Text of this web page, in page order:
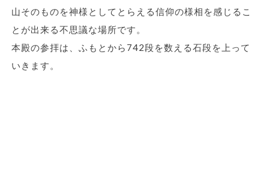
山そのものを神様としてとらえる信仰の様相を感じるこ
とが出来る不思議な場所です。
本殿の参拝は、ふもとから742段を数える石段を上って
いきます。